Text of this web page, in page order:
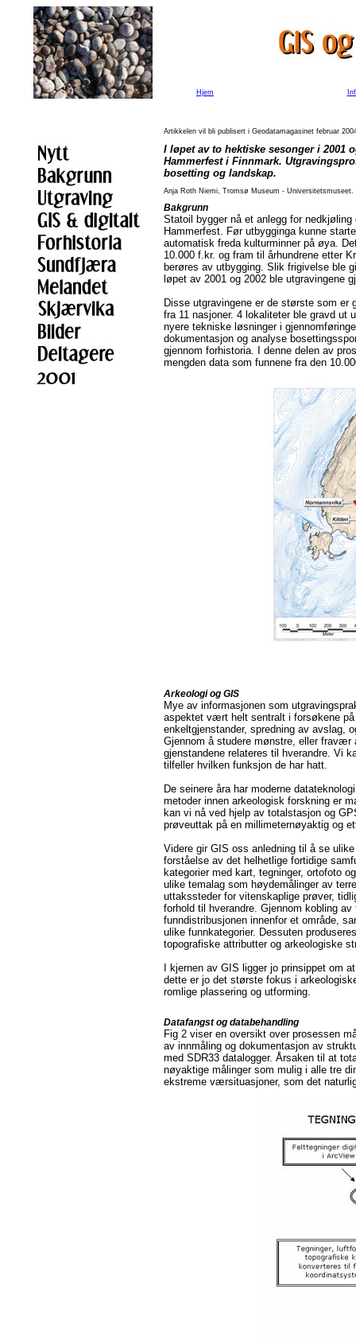
Hjem
Artikkelen vil bli publisert i Geodatamagasinet februar
I løpet av to hektiske sesonger i 2001
Hammerfest i Finnmark.
bosetting og landskap.
Anja Roth Niemi, Tromsø Museum - Universitetsmuseet.
Bakgrunn
Statoil bygger nå et anlegg for
Hammerfest. Før utbygginga kunne
automatisk freda kulturminner på øya.
10.000 f.kr. og fram til århundrene etter
berøres av utbygging. Slik frigivelse ble
løpet av 2001 og 2002 ble utgravingene
Disse utgravingene er de største som er
fra 11 nasjoner. 4 lokaliteter ble gravd ut
nyere tekniske løsninger i
dokumentasjon og analyse
gjennom forhistoria. I denne delen av
mengden data som funnene fra den
Arkeologi og GIS
Mye av informasjonen som
aspektet vært helt sentralt i forsøkene
enkeltgjenstander, spredning av avslag,
Gjennom å studere mønstre, eller fravær
gjenstandene relateres til hverandre. Vi
tilfeller hvilken funksjon de har hatt.
De seinere åra har moderne
metoder innen arkeologisk forskning er
kan vi nå ved hjelp av totalstasjon og
prøveuttak på en millimeternøyaktig og
Videre gir GIS oss anledning til å se
forståelse av det helhetlige fortidige
kategorier med kart, tegninger, ortofoto
ulike temalag som høydemålinger av
uttakssteder for vitenskaplige prøver,
forhold til hverandre. Gjennom kobling
funndistribusjonen innenfor et område,
ulike funnkategorier. Dessuten
topografiske attributter og arkeologiske
I kjernen av GIS ligger jo prinsippet om
dette er jo det største fokus i
romlige plassering og utforming.
Datafangst og databehandling
Fig 2 viser en oversikt over prosessen
av innmåling og dokumentasjon av
med SDR33 datalogger. Årsaken til at
nøyaktige målinger som mulig i alle tre
ekstreme værsituasjoner, som det